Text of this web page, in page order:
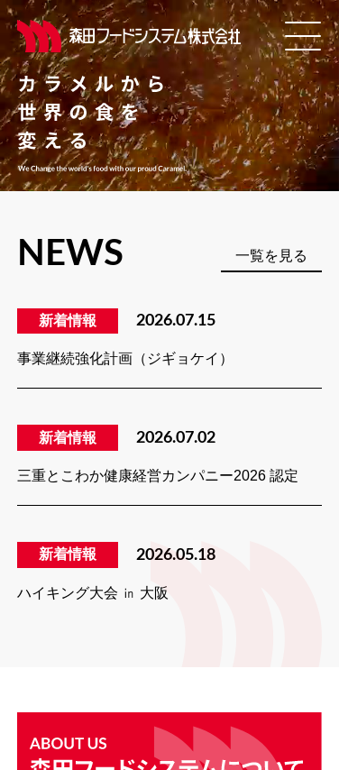
NEWS 一覧を見る
新着情報 2026.07.15
事業継続強化計画（ジギョケイ）
新着情報 2026.07.02
三重とこわか健康経営カンパニー2026 認定
新着情報 2026.05.18
ハイキング大会 ㏌ 大阪